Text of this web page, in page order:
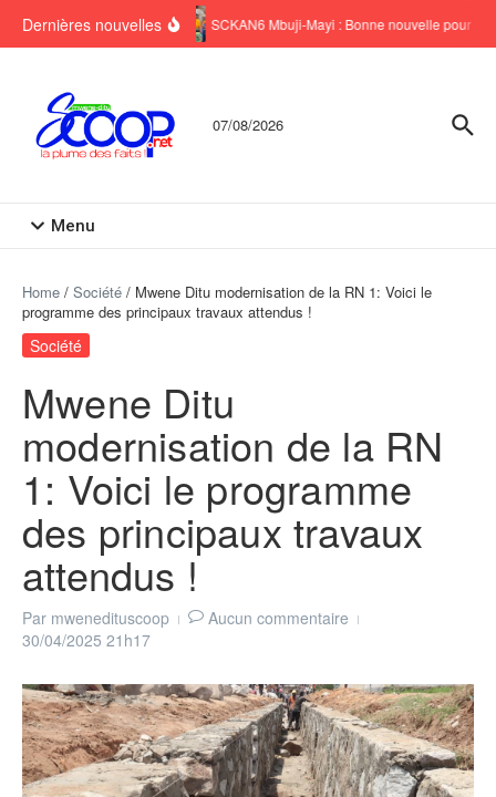
Dernières nouvelles SCKAN6 Mbuji-Mayi : Bonne nouvelle pour six
07/08/2026
Menu
Home / Société / Mwene Ditu modernisation de la RN 1: Voici le
programme des principaux travaux attendus !
Société
Mwene Ditu
modernisation de la RN
1: Voici le programme
des principaux travaux
attendus !
Par mwenedituscoop
Aucun commentaire
30/04/2025 21h17